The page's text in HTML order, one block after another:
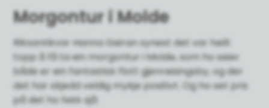
Morgontur i Molde
Riksantikvar Hanna Geiran synest det var heilt
topp å få ta ein morgontur i Molde, som ho seier
både er ein fantastisk flott gjenreisingsby, og der
det har skjedd veldig mykje positivt. Og ho set pris
på det ho fekk sjå: